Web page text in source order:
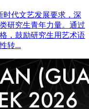
时代文艺发展要求，深
研究生青年力量。通过
，鼓励研究生用艺术语
转...